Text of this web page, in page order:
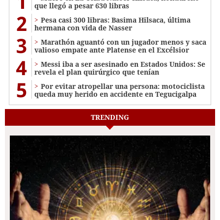
que llegó a pesar 630 libras
2
Pesa casi 300 libras: Basima Hilsaca, última
hermana con vida de Nasser
3
Marathón aguantó con un jugador menos y saca
valioso empate ante Platense en el Excélsior
4
Messi iba a ser asesinado en Estados Unidos: Se
revela el plan quirúrgico que tenían
5
Por evitar atropellar una persona: motociclista
queda muy herido en accidente en Tegucigalpa
TRENDING